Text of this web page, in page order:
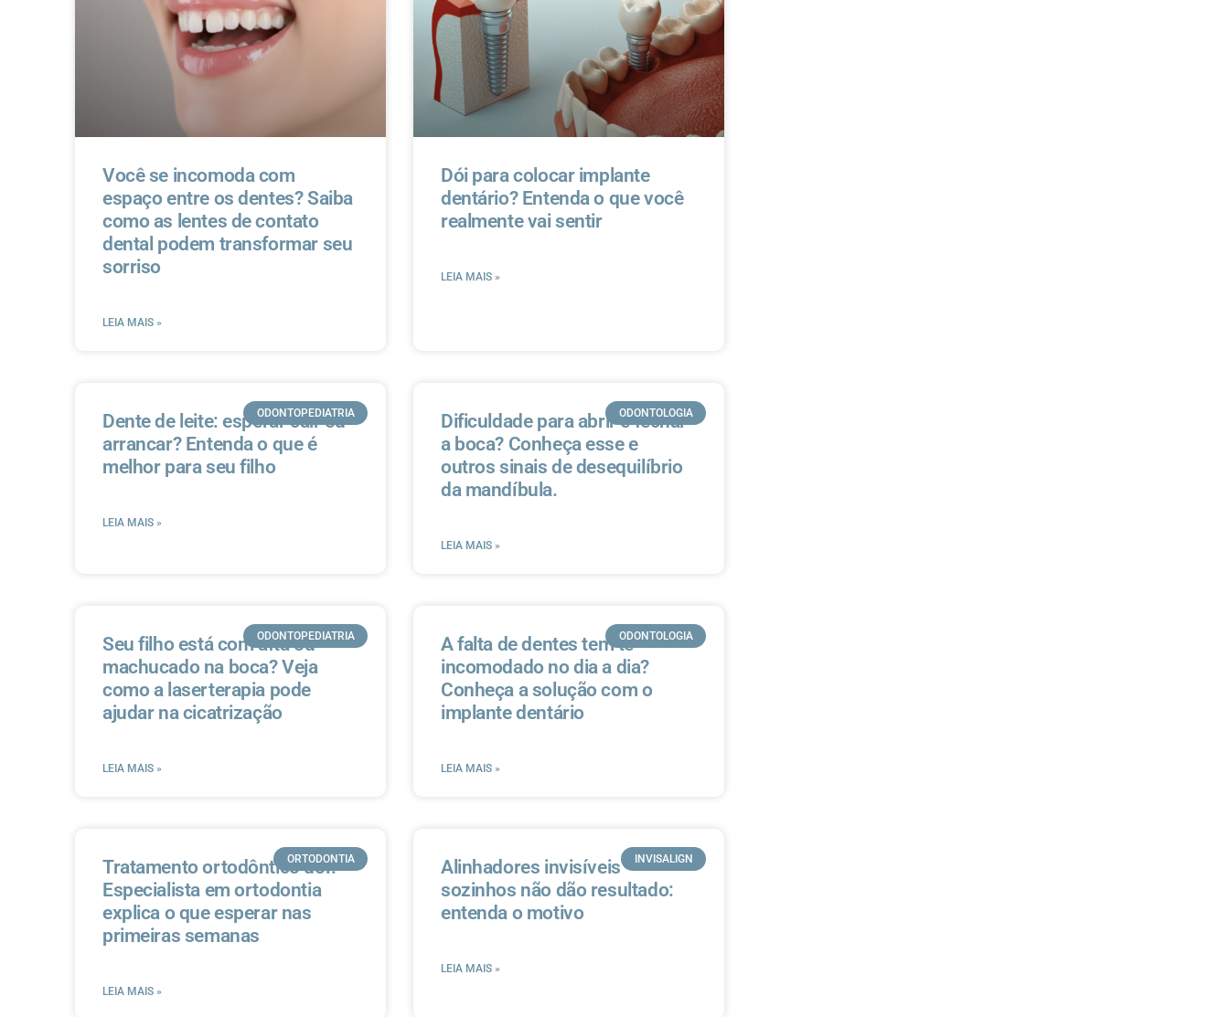
Você se incomoda com
espaço entre os dentes? Saiba
como as lentes de contato
dental podem transformar seu
sorriso
LEIA MAIS »
Dói para colocar implante
dentário? Entenda o que você
realmente vai sentir
LEIA MAIS »
ODONTOPEDIATRIA
Dente de leite: esperar cair ou
arrancar? Entenda o que é
melhor para seu filho
LEIA MAIS »
ODONTOLOGIA
Dificuldade para abrir e fechar
a boca? Conheça esse e
outros sinais de desequilíbrio
da mandíbula.
LEIA MAIS »
ODONTOPEDIATRIA
Seu filho está com afta ou
machucado na boca? Veja
como a laserterapia pode
ajudar na cicatrização
LEIA MAIS »
ODONTOLOGIA
A falta de dentes tem te
incomodado no dia a dia?
Conheça a solução com o
implante dentário
LEIA MAIS »
ORTODONTIA
Tratamento ortodôntico dói?
Especialista em ortodontia
explica o que esperar nas
primeiras semanas
LEIA MAIS »
INVISALIGN
Alinhadores invisíveis
sozinhos não dão resultado:
entenda o motivo
LEIA MAIS »